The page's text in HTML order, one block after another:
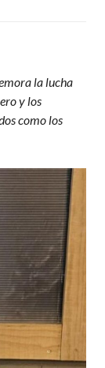
la lucha
y los
como los